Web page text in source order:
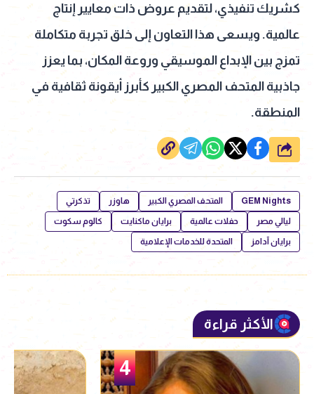
كشريك تنفيذي، لتقديم عروض ذات معايير إنتاج
عالمية. ويسعى هذا التعاون إلى خلق تجربة متكاملة
تمزج بين الإبداع الموسيقي وروعة المكان، بما يعزز
جاذبية المتحف المصري الكبير كأبرز أيقونة ثقافية في
المنطقة.
شارك
GEM Nights المتحف المصري الكبير هاوزر تذكرتي
ليالي مصر حفلات عالمية برايان ماكنايت كالوم سكوت
برايان آدامز المتحدة للخدمات الإعلامية
الأكثر قراءة
5